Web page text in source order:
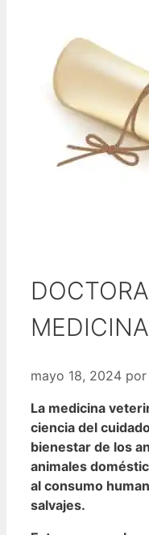
mayo 18, 2024 por
La medicina
ciencia del
bienestar de los
animales
al consumo
salvajes.